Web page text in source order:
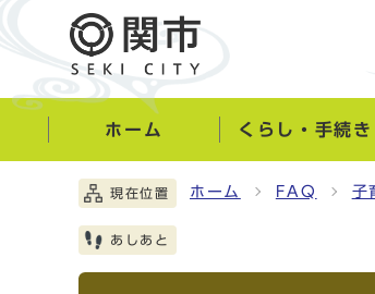
ホーム くらし・手続き
現在位置 ホーム FAQ 子
あしあと